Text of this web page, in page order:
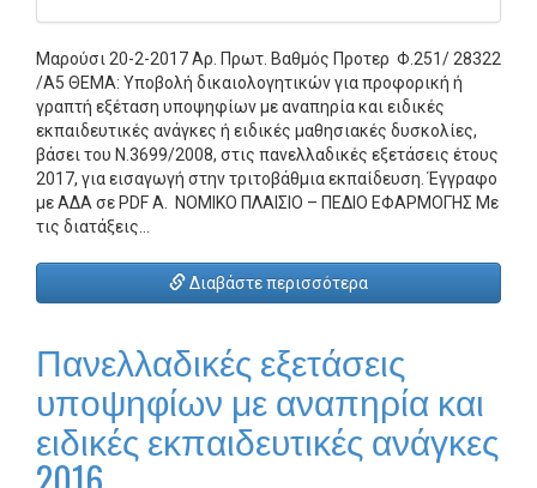
Μαρούσι 20-2-2017 Αρ. Πρωτ. Βαθμός Προτερ Φ.251/ 28322
/Α5 ΘΕΜΑ: Υποβολή δικαιολογητικών για προφορική ή
γραπτή εξέταση υποψηφίων με αναπηρία και ειδικές
εκπαιδευτικές ανάγκες ή ειδικές μαθησιακές δυσκολίες,
βάσει του Ν.3699/2008, στις πανελλαδικές εξετάσεις έτους
2017, για εισαγωγή στην τριτοβάθμια εκπαίδευση. Έγγραφο
με ΑΔΑ σε PDF Α. ΝΟΜΙΚΟ ΠΛΑΙΣΙΟ – ΠΕΔΙΟ ΕΦΑΡΜΟΓΗΣ Με
τις διατάξεις…
Διαβάστε περισσότερα
Πανελλαδικές εξετάσεις
υποψηφίων με αναπηρία και
ειδικές εκπαιδευτικές ανάγκες